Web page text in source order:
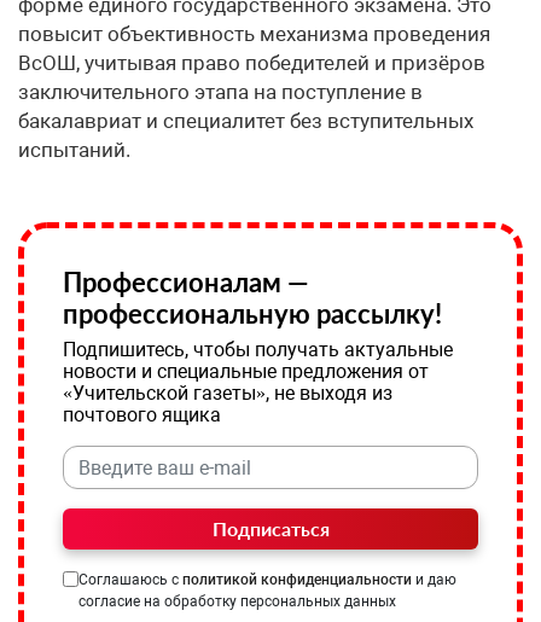
форме единого государственного экзамена. Это
повысит объективность механизма проведения
ВсОШ, учитывая право победителей и призёров
заключительного этапа на поступление в
бакалавриат и специалитет без вступительных
испытаний.
Профессионалам —
профессиональную рассылку!
Подпишитесь, чтобы получать актуальные
новости и специальные предложения от
«Учительской газеты», не выходя из
почтового ящика
Подписаться
Соглашаюсь с политикой конфиденциальности и даю
согласие на обработку персональных данных